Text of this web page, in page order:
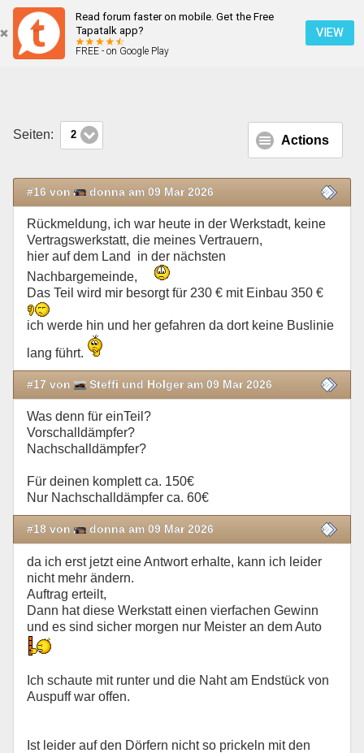
Read forum faster on mobile. Get the Free
Tapatalk app?
FREE - on Google Play
VIEW
Auspuff erneuern
Seiten: 2 Actions
#16 von donna am 09 Mar 2026
Rückmeldung, ich war heute in der Werkstadt, keine
Vertragswerkstatt, die meines Vertrauern,
hier auf dem Land in der nächsten
Nachbargemeinde,
Das Teil wird mir besorgt für 230 € mit Einbau 350 €
ich werde hin und her gefahren da dort keine Buslinie
lang führt.
#17 von Steffi und Holger am 09 Mar 2026
Was denn für einTeil?
Vorschalldämpfer?
Nachschalldämpfer?
Für deinen komplett ca. 150€
Nur Nachschalldämpfer ca. 60€
#18 von donna am 09 Mar 2026
da ich erst jetzt eine Antwort erhalte, kann ich leider
nicht mehr ändern.
Auftrag erteilt,
Dann hat diese Werkstatt einen vierfachen Gewinn
und es sind sicher morgen nur Meister an dem Auto
Ich schaute mit runter und die Naht am Endstück von
Auspuff war offen.
Ist leider auf den Dörfern nicht so prickeln mit den